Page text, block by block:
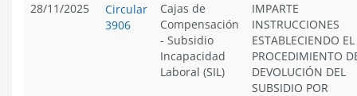
28/11/2025
Circular
3906
Cajas de
Compensación
- Subsidio
Incapacidad
Laboral (SIL)
IMPARTE
INSTRUCCIONES
ESTABLECIENDO EL
PROCEDIMIENTO
DEVOLUCIÓN DEL
SUBSIDIO POR